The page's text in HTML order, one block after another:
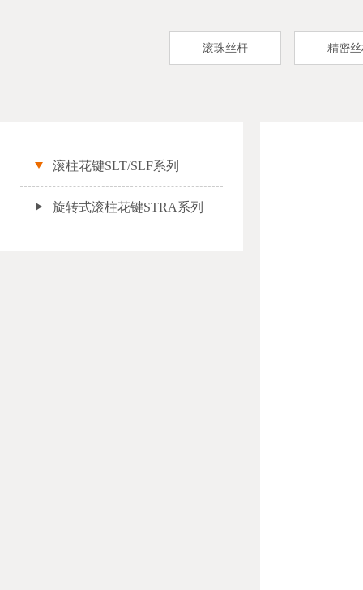
滚珠丝杆 精密
滚柱花键SLT/SLF系列
旋转式滚柱花键STRA系列